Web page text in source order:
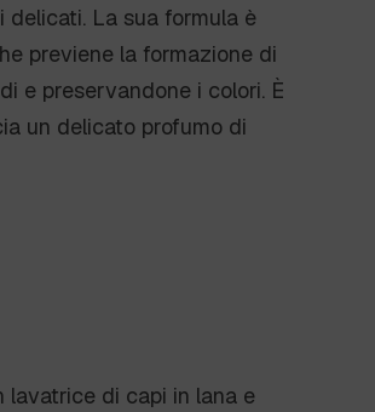
La sua formula è
previene la formazione di
e preservandone i colori. È
un delicato profumo di
lavatrice di capi in lana e